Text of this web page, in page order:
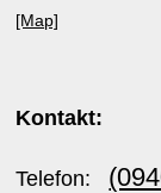
[Map]
Kontakt:
Telefon: